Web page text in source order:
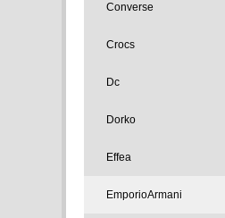
Converse
Crocs
Dc
Dorko
Effea
EmporioArmani